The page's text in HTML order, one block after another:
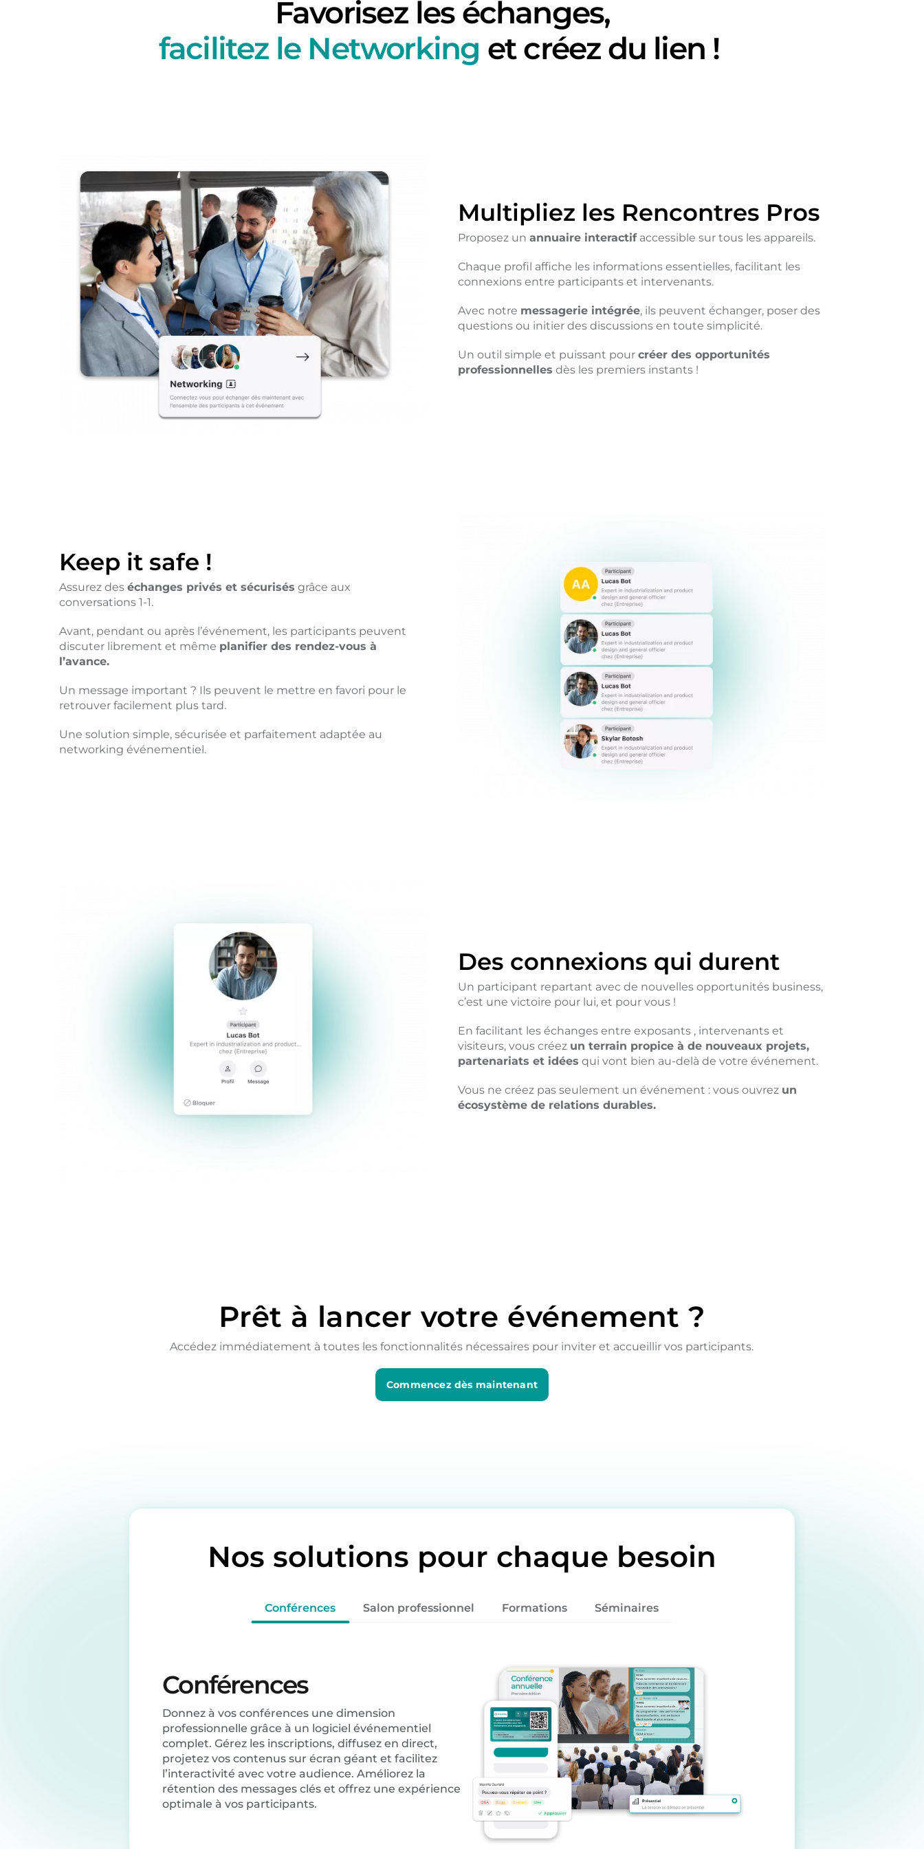
Favorisez les échanges,
facilitez le Networking et créez du lien !
Multipliez les Rencontres Pros
Proposez un annuaire interactifaccessible sur tous les appareils.
Chaque profil affiche les informations essentielles, facilitant les
connexions entre participants et intervenants.
Avec notre messagerie intégrée, ils peuvent échanger, poser des
questions ou initier des discussions en toute simplicité.
Un outil simple et puissant pour créer des opportunités
professionnelles dès les premiers instants !
Keep it safe !
Assurez des échanges privés et sécurisés grâce aux
conversations 1-1.
Avant, pendant ou après l’événement, les participants peuvent
discuter librement et même planifier des rendez-vous à
l’avance.
Un message important ? Ils peuvent le mettre en favori pour le
retrouver facilement plus tard.
Une solution simple, sécurisée et parfaitement adaptée au
networking événementiel.
Des connexions qui durent
Un participant repartant avec de nouvelles opportunités business,
c’est une victoire pour lui, et pour vous !
En facilitant les échanges entre exposants , intervenants et
visiteurs, vous créez un terrain propice à de nouveaux projets,
partenariats et idées qui vont bien au-delà de votre événement.
Vous ne créez pas seulement un événement : vous ouvrez un
écosystème de relations durables.
Prêt à lancer votre événement ?
Accédez immédiatement à toutes les fonctionnalités nécessaires pour inviter et accueillir vos participants.
Commencez dès maintenant
Nos solutions pour chaque besoin
Conférences Salon professionnel Formations Séminaires
Conférences
Donnez à vos conférences une dimension
professionnelle grâce à un logiciel événementiel
complet. Gérez les inscriptions, diffusez en direct,
projetez vos contenus sur écran géant et facilitez
l’interactivité avec votre audience. Améliorez la
rétention des messages clés et offrez une expérience
optimale à vos participants.